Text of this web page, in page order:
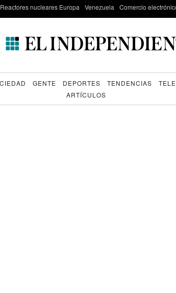
Reactores nucleares Europa Venezuela Comercio
GENTE DEPORTES TENDENCIAS
ARTÍCULOS